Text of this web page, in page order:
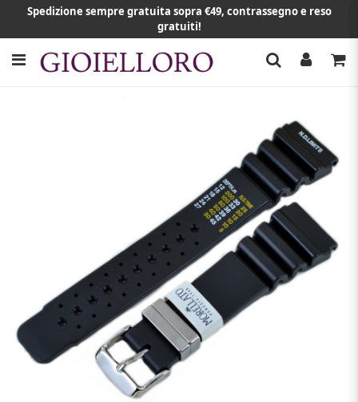
Spedizione sempre gratuita sopra €49, contrassegno e reso
gratuiti!